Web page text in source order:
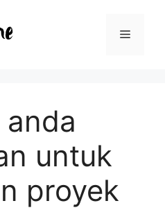
Menu
untuk
proyek